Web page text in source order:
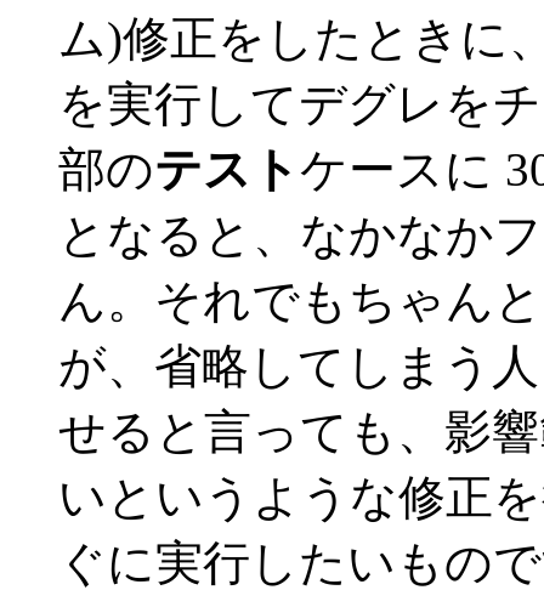
ム)修正をしたときに
を実行してデグレを
部のテストケースに
となると、なかなか
ん。それでもちゃん
が、省略してしまう
せると言っても、影
いというような修正
ぐに実行したいもの